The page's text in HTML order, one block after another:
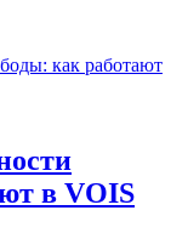
в VOIS